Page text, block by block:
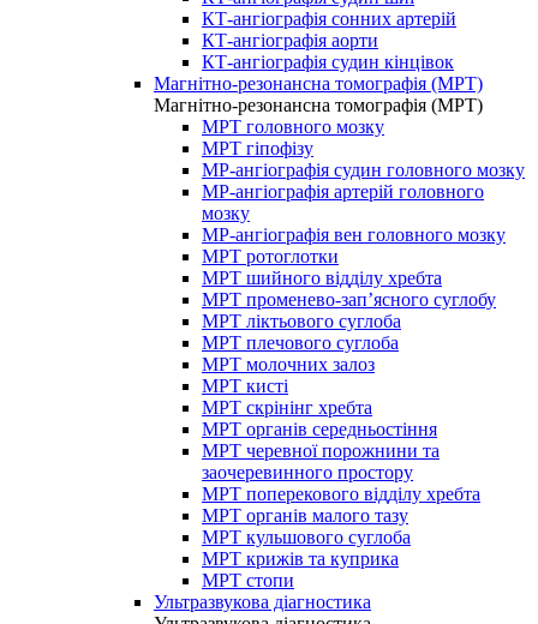
КТ-ангіографія сонних артерій
КТ-ангіографія аорти
КТ-ангіографія судин кінцівок
Магнітно-резонансна томографія (МРТ)
Магнітно-резонансна томографія (МРТ)
МРТ головного мозку
МРТ гіпофізу
МР-ангіографія судин головного мозку
МР-ангіографія артерій головного
мозку
МР-ангіографія вен головного мозку
МРТ ротоглотки
МРТ шийного відділу хребта
МРТ променево-зап’ясного суглобу
МРТ ліктьового суглоба
МРТ плечового суглоба
МРТ молочних залоз
МРТ кисті
МРТ скрінінг хребта
МРТ органів середньостіння
МРТ черевної порожнини та
заочеревинного простору
МРТ поперекового відділу хребта
МРТ органів малого тазу
МРТ кульшового суглоба
МРТ крижів та куприка
МРТ стопи
Ультразвукова діагностика